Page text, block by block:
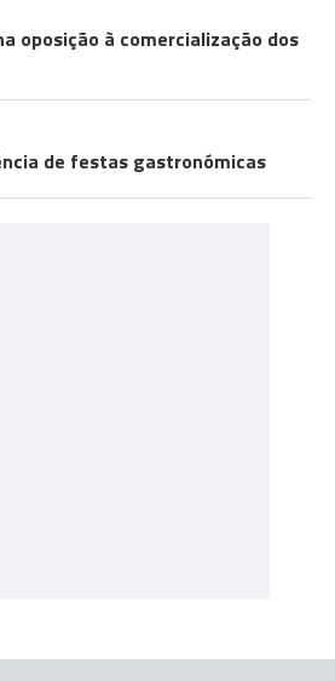
oposição à comercialização dos
de festas gastronómicas